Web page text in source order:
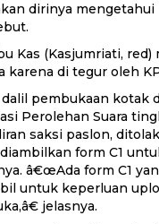
dirinya
Kas (Kasjumriati,
karena di tegur oleh
pembukaan kotak
Perolehan Suara
saksi paslon,
form C1
â€œAda form C1
untuk keperluan
jelasnya.